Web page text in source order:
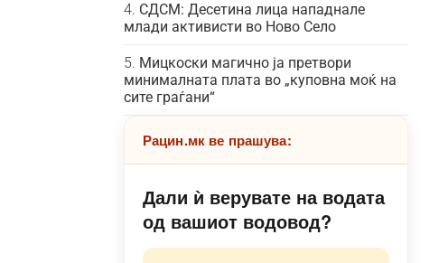
СДСМ: Десетина лица нападнале
млади активисти во Ново Село
Мицкоски магично ја претвори
минималната плата во „куповна моќ на
сите граѓани“
Рацин.мк ве прашува:
Дали ѝ верувате на водата
од вашиот водовод?